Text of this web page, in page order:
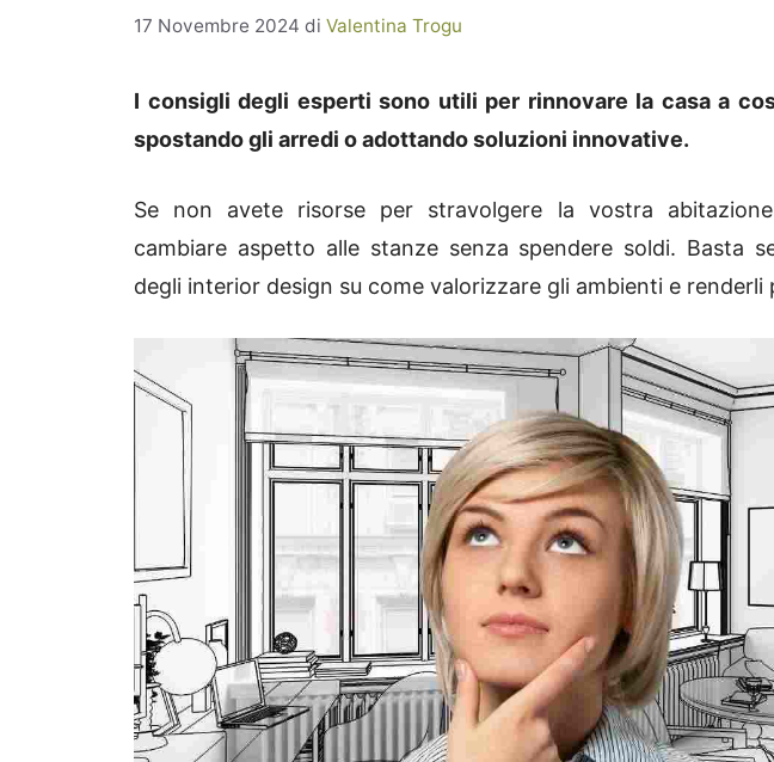
17 Novembre 2024 di Valentina Trogu
I consigli degli esperti sono utili per rinnovare la casa a
spostando gli arredi o adottando soluzioni innovative.
Se non avete risorse per stravolgere la vostra
cambiare aspetto alle stanze senza spendere soldi. Basta
degli interior design su come valorizzare gli ambienti e renderli